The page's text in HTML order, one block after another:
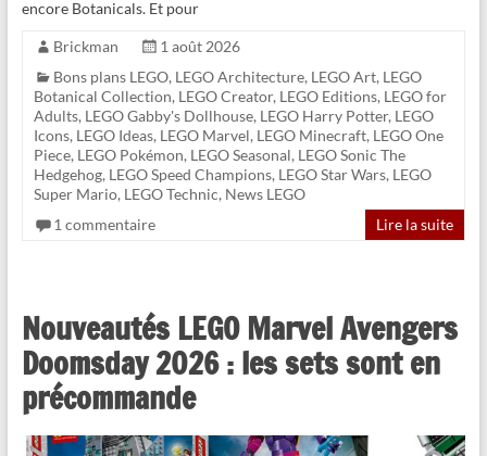
encore Botanicals. Et pour
Brickman
1 août 2026
Bons plans LEGO, LEGO Architecture, LEGO Art, LEGO
Botanical Collection, LEGO Creator, LEGO Editions, LEGO for
Adults, LEGO Gabby's Dollhouse, LEGO Harry Potter, LEGO
Icons, LEGO Ideas, LEGO Marvel, LEGO Minecraft, LEGO One
Piece, LEGO Pokémon, LEGO Seasonal, LEGO Sonic The
Hedgehog, LEGO Speed Champions, LEGO Star Wars, LEGO
Super Mario, LEGO Technic, News LEGO
1 commentaire
Lire la suite
Nouveautés LEGO Marvel Avengers
Doomsday 2026 : les sets sont en
précommande